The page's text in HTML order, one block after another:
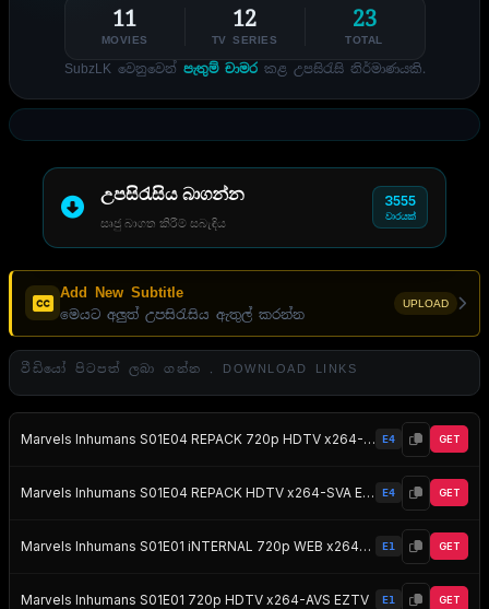
11
MOVIES
12
TV SERIES
23
TOTAL
SubzLK වෙනුවෙන් පැතුම් චාමරකළ උපසිරැසි නිර්මාණයකි.
උපසිරැසිය බාගන්න
සෘජු බාගත කිරීම් සබැඳිය
3555
වාරයක්
Add New Subtitle
මෙයට අලුත් උපසිරැසිය ඇතුල් කරන්න
UPLOAD
වීඩියෝ පිටපත් ලබා ගන්න . DOWNLOAD LINKS
Marvels Inhumans S01E04 REPACK 720p HDTV x264-AVS EZTV E4 GET
Marvels Inhumans S01E04 REPACK HDTV x264-SVA EZTV E4 GET
Marvels Inhumans S01E01 iNTERNAL 720p WEB x264-BAMBOOZLE EZTV E1 GET
Marvels Inhumans S01E01 720p HDTV x264-AVS EZTV E1 GET